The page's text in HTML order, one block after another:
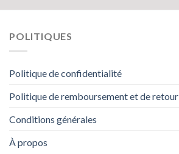
POLITIQUES
Politique de confidentialité
Politique de remboursement et de retour
Conditions générales
À propos